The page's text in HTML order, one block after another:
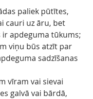
paliek pūtītes,
cauri uz āru, bet
ir apdeguma tūkums;
viņu būs atzīt par
sadzīšanas
vīram vai sievai
galvā vai bārdā,